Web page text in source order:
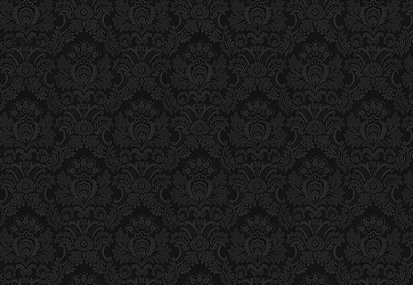
ESC
ESC Lille